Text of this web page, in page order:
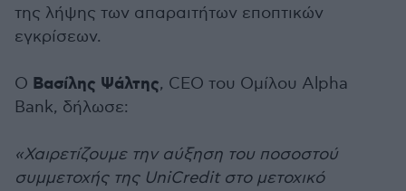
της λήψης των απαραιτήτων εποπτικών
εγκρίσεων.
Ο Βασίλης Ψάλτης, CEO του Ομίλου Alpha
Bank, δήλωσε:
«Χαιρετίζουμε την αύξηση του ποσοστού
συμμετοχής της UniCredit στο μετοχικό